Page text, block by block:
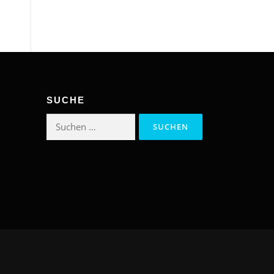
SUCHE
Suchen
nach: